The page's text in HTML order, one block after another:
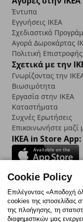
Έντυπα
Εγγυήσεις IKEA
Σχεδιαστικά
Αγορά Δωρoκάρτας
Πολιτική Επιστροφής
Σχετικά με την
Γνωρίζοντας την
Βιωσιμότητα
Εργασία στην IKEA
Καταστήματα
Συχνές Ερωτήσεις
Επικοινωνήστε μαζί
IKEA in Store App:
Follow us:
FacebookInstagram
TikTok
Cookie Policy
Επιλέγοντας «Αποδοχή
cookies της ιστοσελίδας
της πλοήγησης, τη
διαφημιστικών μας